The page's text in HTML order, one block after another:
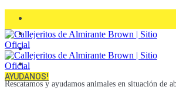
Rescatamos y ayudamos animales en situación de
AYUDANOS!